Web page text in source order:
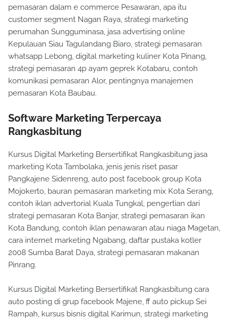
pemasaran dalam e commerce Pesawaran, apa itu
customer segment Nagan Raya, strategi marketing
perumahan Sungguminasa, jasa advertising online
Kepulauan Siau Tagulandang Biaro, strategi pemasaran
whatsapp Lebong, digital marketing kuliner Kota Pinang,
strategi pemasaran 4p ayam geprek Kotabaru, contoh
komunikasi pemasaran Alor, pentingnya manajemen
pemasaran Kota Baubau.
Software Marketing Terpercaya
Rangkasbitung
Kursus Digital Marketing Bersertifikat Rangkasbitung jasa
marketing Kota Tambolaka, jenis jenis riset pasar
Pangkajene Sidenreng, auto post facebook group Kota
Mojokerto, bauran pemasaran marketing mix Kota Serang,
contoh iklan advertorial Kuala Tungkal, pengertian dari
strategi pemasaran Kota Banjar, strategi pemasaran ikan
Kota Bandung, contoh iklan penawaran atau niaga Magetan,
cara internet marketing Ngabang, daftar pustaka kotler
2008 Sumba Barat Daya, strategi pemasaran makanan
Pinrang.
Kursus Digital Marketing Bersertifikat Rangkasbitung cara
auto posting di grup facebook Majene, ff auto pickup Sei
Rampah, kursus bisnis digital Karimun, strategi marketing